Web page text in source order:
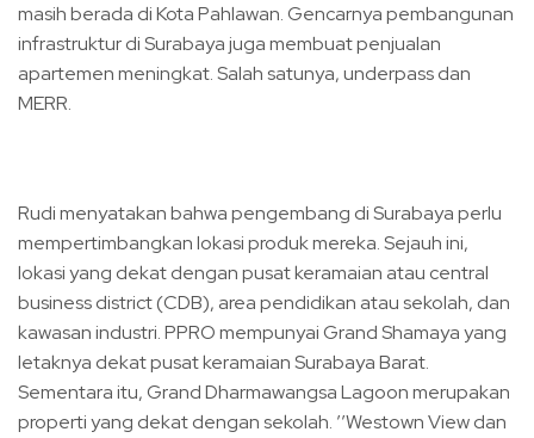
masih berada di Kota Pahlawan. Gencarnya pembangunan
infrastruktur di Surabaya juga membuat penjualan
apartemen meningkat. Salah satunya, underpass dan
MERR.
Rudi menyatakan bahwa pengembang di Surabaya perlu
mempertimbangkan lokasi produk mereka. Sejauh ini,
lokasi yang dekat dengan pusat keramaian atau central
business district (CDB), area pendidikan atau sekolah, dan
kawasan industri. PPRO mempunyai Grand Shamaya yang
letaknya dekat pusat keramaian Surabaya Barat.
Sementara itu, Grand Dharmawangsa Lagoon merupakan
properti yang dekat dengan sekolah. ’’Westown View dan